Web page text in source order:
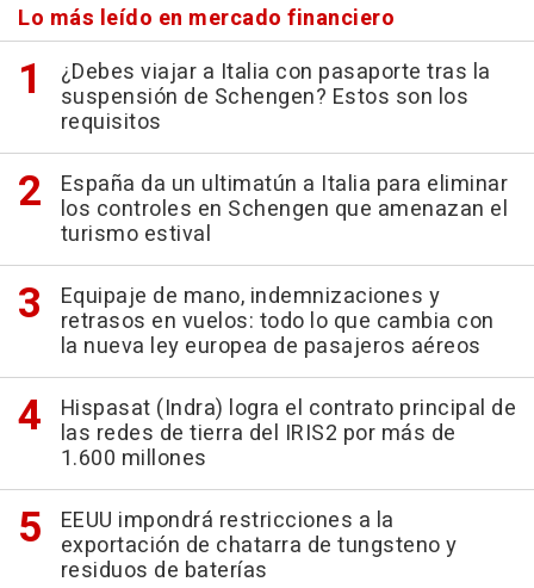
Lo más leído en mercado financiero
¿Debes viajar a Italia con pasaporte tras la
suspensión de Schengen? Estos son los
requisitos
España da un ultimatún a Italia para eliminar
los controles en Schengen que amenazan el
turismo estival
Equipaje de mano, indemnizaciones y
retrasos en vuelos: todo lo que cambia con
la nueva ley europea de pasajeros aéreos
Hispasat (Indra) logra el contrato principal de
las redes de tierra del IRIS2 por más de
1.600 millones
EEUU impondrá restricciones a la
exportación de chatarra de tungsteno y
residuos de baterías